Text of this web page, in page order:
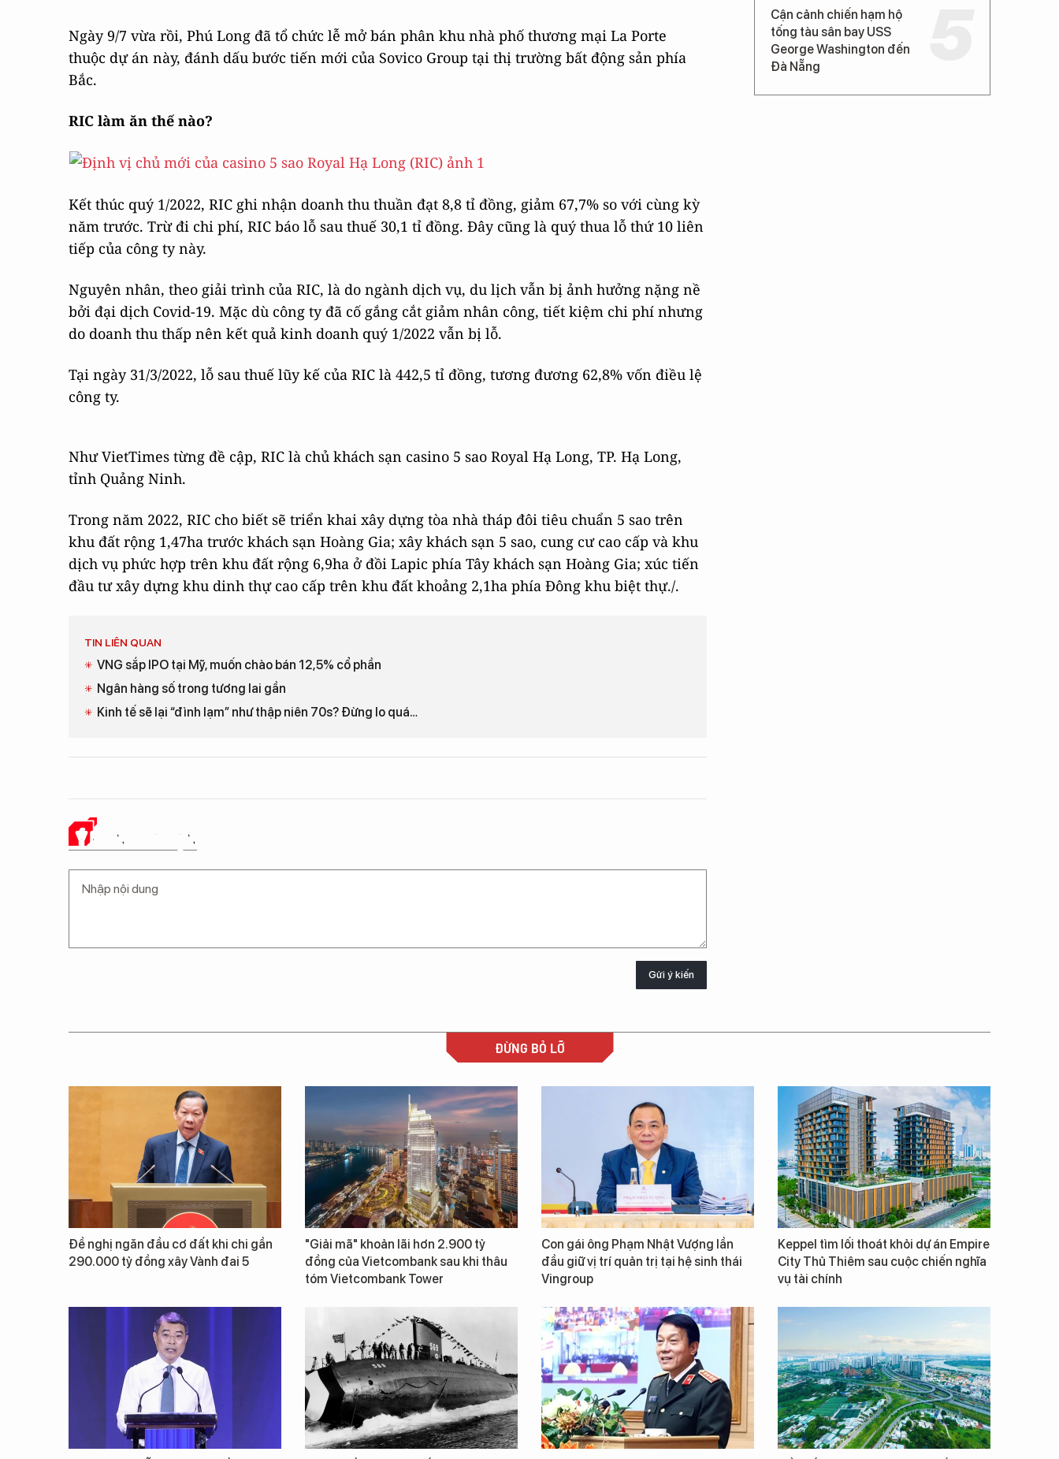
Ngày 9/7 vừa rồi, Phú Long đã tổ chức lễ mở bán phân khu nhà phố thương mại La Porte
thuộc dự án này, đánh dấu bước tiến mới của Sovico Group tại thị trường bất động sản phía
Bắc.
RIC làm ăn thế nào?
Kết thúc quý 1/2022, RIC ghi nhận doanh thu thuần đạt 8,8 tỉ đồng, giảm 67,7% so với cùng kỳ
năm trước. Trừ đi chi phí, RIC báo lỗ sau thuế 30,1 tỉ đồng. Đây cũng là quý thua lỗ thứ 10 liên
tiếp của công ty này.
Nguyên nhân, theo giải trình của RIC, là do ngành dịch vụ, du lịch vẫn bị ảnh hưởng nặng nề
bởi đại dịch Covid-19. Mặc dù công ty đã cố gắng cắt giảm nhân công, tiết kiệm chi phí nhưng
do doanh thu thấp nên kết quả kinh doanh quý 1/2022 vẫn bị lỗ.
Tại ngày 31/3/2022, lỗ sau thuế lũy kế của RIC là 442,5 tỉ đồng, tương đương 62,8% vốn điều lệ
công ty.
Như VietTimes từng đề cập, RIC là chủ khách sạn casino 5 sao Royal Hạ Long, TP. Hạ Long,
tỉnh Quảng Ninh.
Trong năm 2022, RIC cho biết sẽ triển khai xây dựng tòa nhà tháp đôi tiêu chuẩn 5 sao trên
khu đất rộng 1,47ha trước khách sạn Hoàng Gia; xây khách sạn 5 sao, cung cư cao cấp và khu
dịch vụ phức hợp trên khu đất rộng 6,9ha ở đồi Lapic phía Tây khách sạn Hoàng Gia; xúc tiến
đầu tư xây dựng khu dinh thự cao cấp trên khu đất khoảng 2,1ha phía Đông khu biệt thự./.
TIN LIÊN QUAN
VNG sắp IPO tại Mỹ, muốn chào bán 12,5% cổ phần
Ngân hàng số trong tương lai gần
Kinh tế sẽ lại “đình lạm” như thập niên 70s? Đừng lo quá…
Ý KIẾN CỦA BẠN
Gửi ý kiến
Cận cảnh chiến hạm hộ
tống tàu sân bay USS
George Washington đến
Đà Nẵng
ĐỪNG BỎ LỠ
Đề nghị ngăn đầu cơ đất khi chi gần
290.000 tỷ đồng xây Vành đai 5
"Giải mã" khoản lãi hơn 2.900 tỷ
đồng của Vietcombank sau khi thâu
tóm Vietcombank Tower
Con gái ông Phạm Nhật Vượng lần
đầu giữ vị trí quản trị tại hệ sinh thái
Vingroup
Keppel tìm lối thoát khỏi dự án Empire
City Thủ Thiêm sau cuộc chiến nghĩa
vụ tài chính